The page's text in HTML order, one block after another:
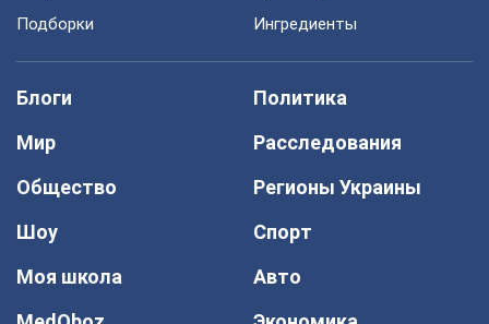
Подборки
Ингредиенты
Блоги
Политика
Мир
Расследования
Общество
Регионы Украины
Шоу
Спорт
Моя школа
Авто